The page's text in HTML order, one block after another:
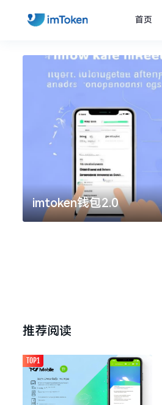
首页
imtoken钱包2.0
推荐阅读
TOP1